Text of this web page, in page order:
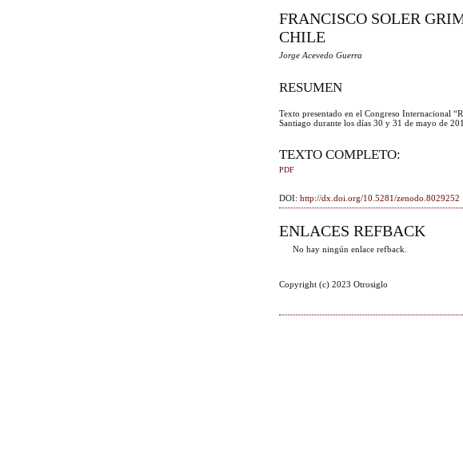
FRANCISCO SOLER
CHILE
Jorge Acevedo Guerra
RESUMEN
Texto presentado en el Congreso Internacional
Santiago durante los días 30 y 31 de mayo de
TEXTO COMPLETO:
PDF
DOI:http://dx.doi.org/10.5281/zenodo.8029252
ENLACES REFBACK
No hay ningún enlace refback.
Copyright (c) 2023 Otrosiglo